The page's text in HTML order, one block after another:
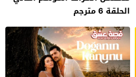
الحلقة 6 مترجم